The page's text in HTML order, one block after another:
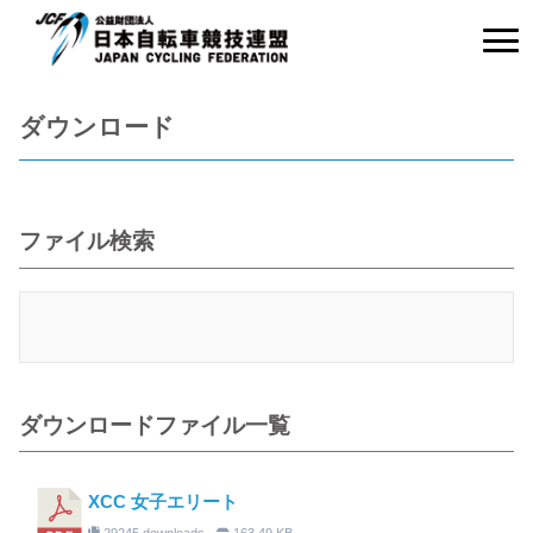
ダウンロード
ファイル検索
ダウンロードファイル一覧
XCC 女子エリート